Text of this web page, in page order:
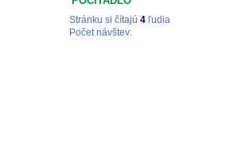
Stránku si čítajú 4 ľudia
Počet návštev: